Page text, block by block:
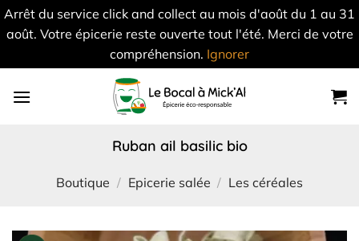
Arrêt du service click and collect au mois d'août du 1 au 31
août. Votre épicerie reste ouverte tout l'été. Merci de votre
compréhension. Ignorer
ruban ail basilic bio
Boutique / Epicerie salée / Les céréales